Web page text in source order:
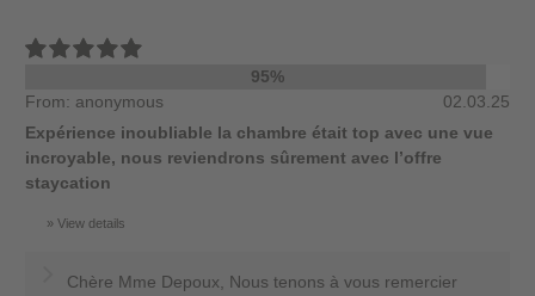
95%
From: anonymous
02.03.25
Expérience inoubliable la chambre était top avec une vue
incroyable, nous reviendrons sûrement avec l’offre
staycation
View details
Chère Mme Depoux, Nous tenons à vous remercier